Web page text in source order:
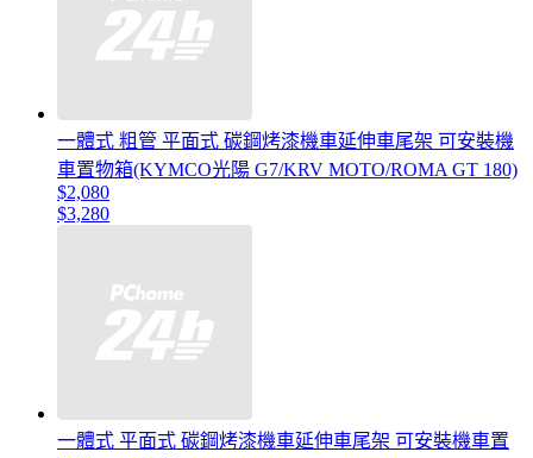
一體式 粗管 平面式 碳鋼烤漆機車延伸車尾架 可安裝機
車置物箱(KYMCO光陽 G7/KRV MOTO/ROMA GT 180)
$2,080
$3,280
一體式 平面式 碳鋼烤漆機車延伸車尾架 可安裝機車置